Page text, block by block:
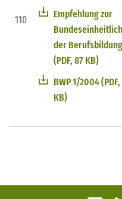
110
Empfehlung zur
der Berufsbildung
(PDF, 87 KB)
BWP 1/2004
KB)